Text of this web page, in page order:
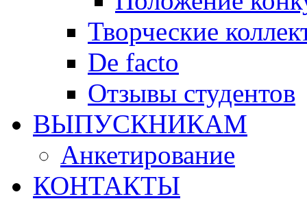
Творческие
De facto
Отзывы студентов
ВЫПУСКНИКАМ
Анкетирование
КОНТАКТЫ